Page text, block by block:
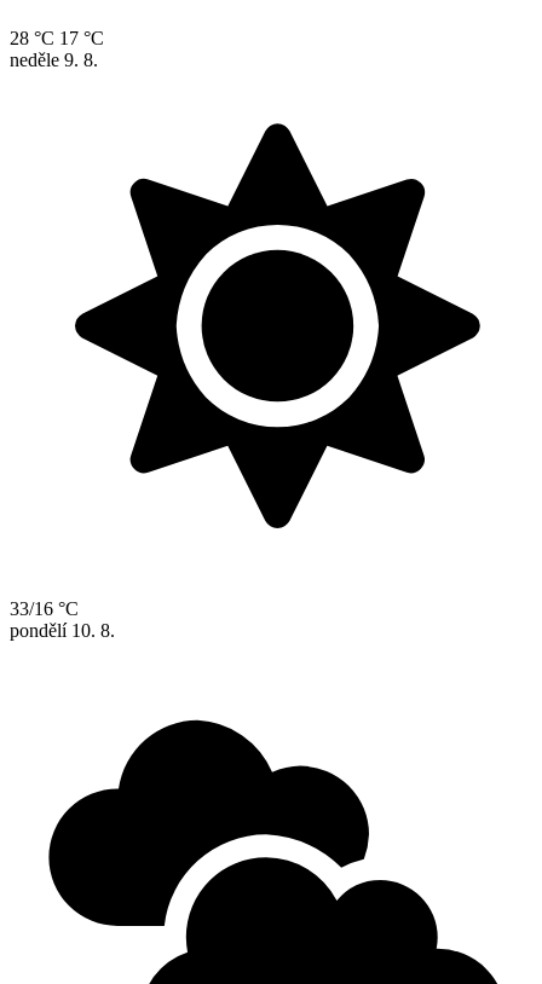
28 °C 17 °C
neděle 9. 8.
33/16 °C
pondělí 10. 8.